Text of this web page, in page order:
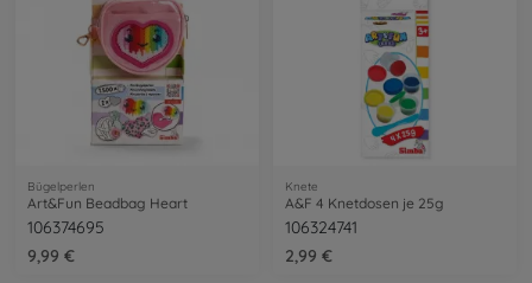
Bügelperlen
Art&Fun Beadbag Heart
106374695
9,99 €
Knete
A&F 4 Knetdosen je 25g
106324741
2,99 €